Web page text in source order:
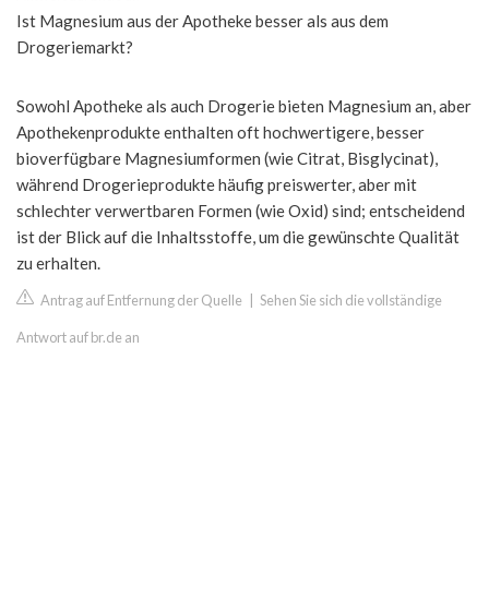
Ist Magnesium aus der Apotheke besser als aus dem
Drogeriemarkt?
Sowohl Apotheke als auch Drogerie bieten Magnesium an, aber
Apothekenprodukte enthalten oft hochwertigere, besser
bioverfügbare Magnesiumformen (wie Citrat, Bisglycinat),
während Drogerieprodukte häufig preiswerter, aber mit
schlechter verwertbaren Formen (wie Oxid) sind; entscheidend
ist der Blick auf die Inhaltsstoffe, um die gewünschte Qualität
zu erhalten.
Antrag auf Entfernung der Quelle Sehen Sie sich die vollständige
Antwort auf br.de an